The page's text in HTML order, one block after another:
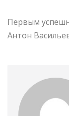
Первым
Антон